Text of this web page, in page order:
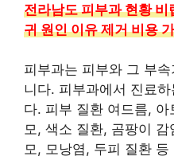
전라남도 피부과 현황
귀 원인 이유 제거 비용
피부과는 피부와 그 부
니다. 피부과에서 진료
다. 피부 질환 여드름,
모, 색소 질환, 곰팡이
모, 모낭염, 두피 질환